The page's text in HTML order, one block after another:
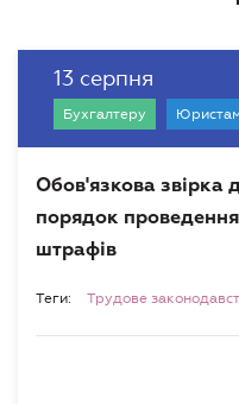
13 серпня
Бухгалтеру
Обов'язкова звірка
порядок
штрафів
Теги: Трудове